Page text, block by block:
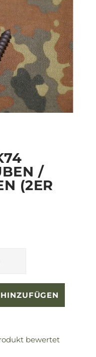
/
(2ER
bewertet